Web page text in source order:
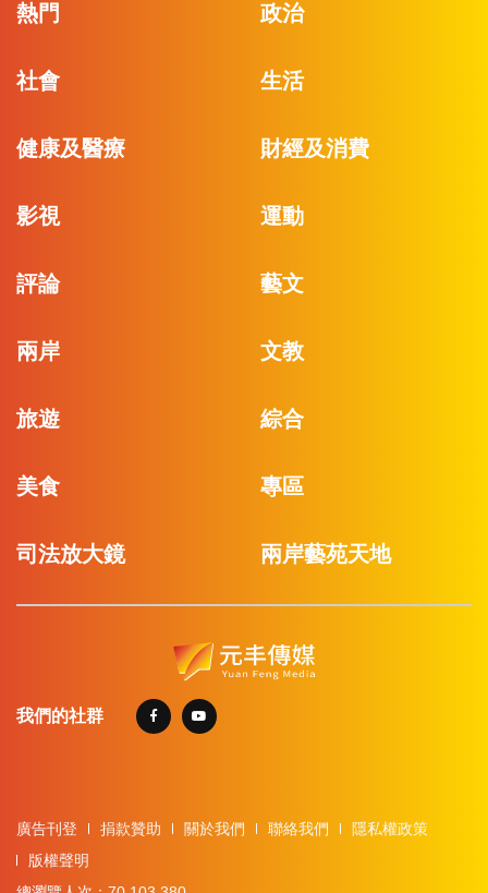
熱門 政治
社會 生活
健康及醫療 財經及消費
影視 運動
評論 藝文
兩岸 文教
旅遊 綜合
美食 專區
司法放大鏡 兩岸藝苑天地
我們的社群
廣告刊登 捐款贊助 關於我們 聯絡我們
隱私權政策
版權聲明